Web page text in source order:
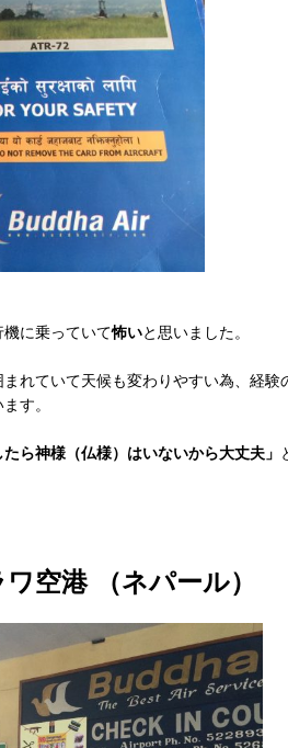
に乗っていて怖いと思いました。
れていて天候も変わりやすい為、経
す。
ら神様（仏様）はいないから大丈夫」
空港 （ネパール）